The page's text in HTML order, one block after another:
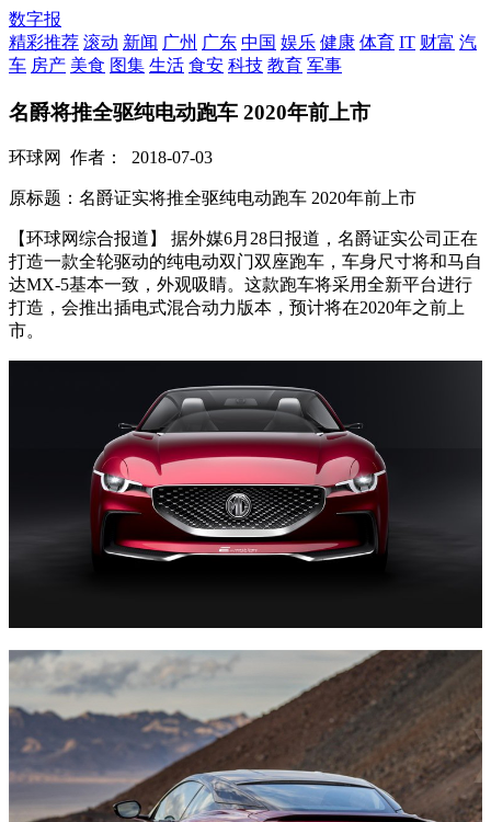
数字报
精彩推荐 滚动 新闻 广州 广东 中国 娱乐 健康 体育 IT 财富 汽
车 房产 美食 图集 生活 食安 科技 教育 军事
名爵将推全驱纯电动跑车 2020年前上市
环球网 作者： 2018-07-03
原标题：名爵证实将推全驱纯电动跑车 2020年前上市
【环球网综合报道】 据外媒6月28日报道，名爵证实公司正在
打造一款全轮驱动的纯电动双门双座跑车，车身尺寸将和马自
达MX-5基本一致，外观吸睛。这款跑车将采用全新平台进行
打造，会推出插电式混合动力版本，预计将在2020年之前上
市。